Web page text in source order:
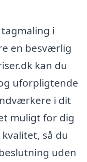
i
en besværlig
kan du
uforpligtende
i dit
muligt for dig
så du
uden